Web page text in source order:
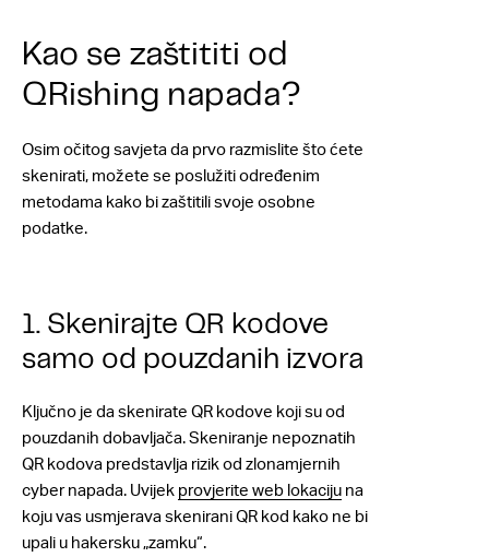
Kao se zaštititi od
QRishing napada?
Osim očitog savjeta da prvo razmislite što ćete
skenirati, možete se poslužiti određenim
metodama kako bi zaštitili svoje osobne
podatke.
1. Skenirajte QR kodove
samo od pouzdanih izvora
Ključno je da skenirate QR kodove koji su od
pouzdanih dobavljača. Skeniranje nepoznatih
QR kodova predstavlja rizik od zlonamjernih
cyber napada. Uvijek provjerite web lokaciju na
koju vas usmjerava skenirani QR kod kako ne bi
upali u hakersku „zamku“.